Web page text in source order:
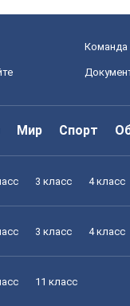
Команда
Мир Спорт
3 класс 4 класс
3 класс 4 класс
11 класс